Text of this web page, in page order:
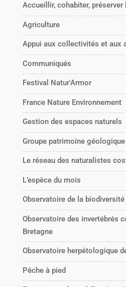
Accueillir, cohabiter,
Agriculture
Appui aux collectivités et aux
Communiqués
Festival Natur'Armor
France Nature Environnement
Gestion des espaces naturels
Groupe patrimoine géologique
Le réseau des naturalistes
L’espèce du mois
Observatoire de la
Observatoire des invertébrés
Bretagne
Observatoire herpétologique
Pêche à pied